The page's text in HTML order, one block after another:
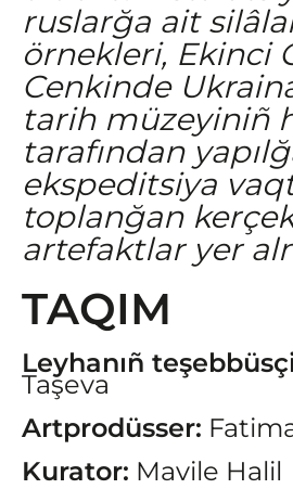
ruslarğa ait
örnekleri, Ekinci
Cenkinde
tarih müzeyiniñ
tarafından
ekspeditsiya
toplanğan
artefaktlar yer
TAQIM
Leyhanıñ
Taşeva
Artprodüsser:
Kurator: Mavile Halil